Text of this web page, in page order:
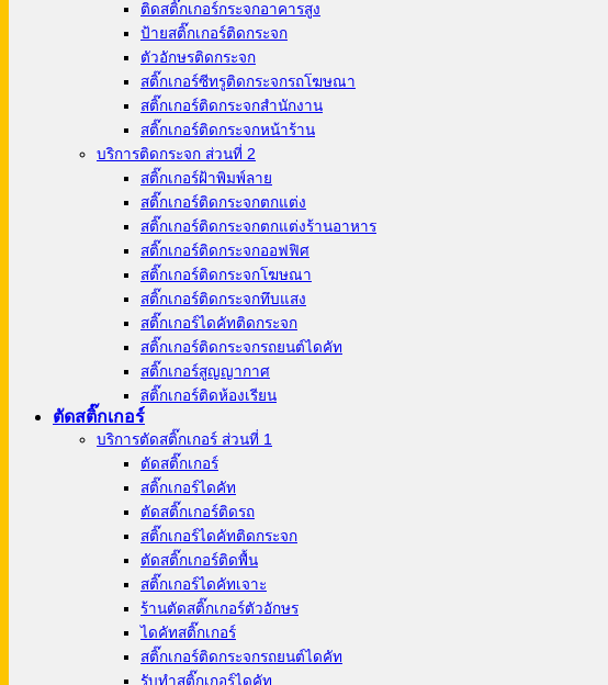
ติดสติ๊กเกอร์กระจกอาคารสูง
ป้ายสติ๊กเกอร์ติดกระจก
ตัวอักษรติดกระจก
สติ๊กเกอร์ซีทรูติดกระจกรถโฆษณา
สติ๊กเกอร์ติดกระจกสำนักงาน
สติ๊กเกอร์ติดกระจกหน้าร้าน
บริการติดกระจก ส่วนที่ 2
สติ๊กเกอร์ฝ้าพิมพ์ลาย
สติ๊กเกอร์ติดกระจกตกแต่ง
สติ๊กเกอร์ติดกระจกตกแต่งร้านอาหาร
สติ๊กเกอร์ติดกระจกออฟฟิศ
สติ๊กเกอร์ติดกระจกโฆษณา
สติ๊กเกอร์ติดกระจกทึบแสง
สติ๊กเกอร์ไดคัทติดกระจก
สติ๊กเกอร์ติดกระจกรถยนต์ไดคัท
สติ๊กเกอร์สูญญากาศ
สติ๊กเกอร์ติดห้องเรียน
ตัดสติ๊กเกอร์
บริการตัดสติ๊กเกอร์ ส่วนที่ 1
ตัดสติ๊กเกอร์
สติ๊กเกอร์ไดคัท
ตัดสติ๊กเกอร์ติดรถ
สติ๊กเกอร์ไดคัทติดกระจก
ตัดสติ๊กเกอร์ติดพื้น
สติ๊กเกอร์ไดคัทเจาะ
ร้านตัดสติ๊กเกอร์ตัวอักษร
ไดคัทสติ๊กเกอร์
สติ๊กเกอร์ติดกระจกรถยนต์ไดคัท
รับทำสติ๊กเกอร์ไดคัท